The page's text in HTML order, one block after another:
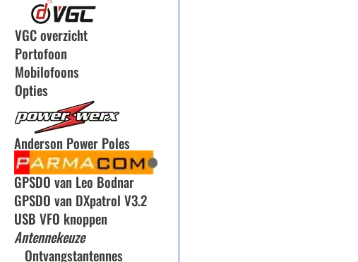
VGC overzicht
Portofoon
Mobilofoons
Opties
Anderson Power Poles
GPSDO van Leo Bodnar
GPSDO van DXpatrol V3.2
USB VFO knoppen
Antennekeuze
Ontvangstantennes